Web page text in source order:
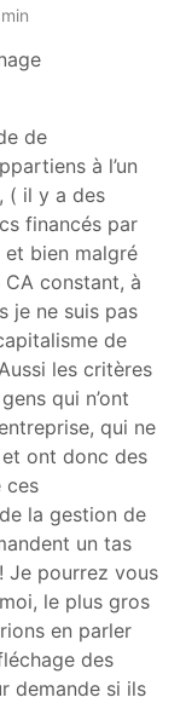
de
à l’un
( il y a des
financés par
bien malgré
CA constant, à
je ne suis pas
de
les critères
qui n’ont
qui ne
ont donc des
ces
la gestion de
un tas
Je pourrez vous
le plus gros
en parler
des
demande si ils